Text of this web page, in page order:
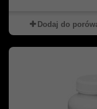
Dodaj do